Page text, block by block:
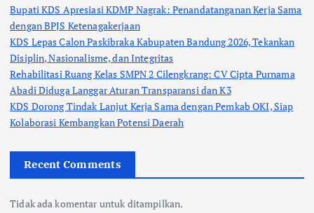
Bupati KDS Apresiasi KDMP Nagrak: Penandatanganan Kerja Sama
dengan BPJS Ketenagakerjaan
KDS Lepas Calon Paskibraka Kabupaten Bandung 2026, Tekankan
Disiplin, Nasionalisme, dan Integritas
Rehabilitasi Ruang Kelas SMPN 2 Cilengkrang: CV Cipta Purnama
Abadi Diduga Langgar Aturan Transparansi dan K3
KDS Dorong Tindak Lanjut Kerja Sama dengan Pemkab OKI, Siap
Kolaborasi Kembangkan Potensi Daerah
Recent Comments
Tidak ada komentar untuk ditampilkan.